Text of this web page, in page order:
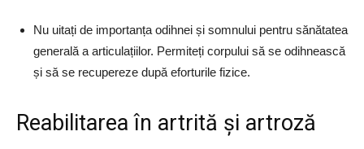
Nu uitați de importanța odihnei și somnului pentru sănătatea
generală a articulațiilor. Permiteți corpului să se odihnească
și să se recupereze după eforturile fizice.
Reabilitarea în artrită și artroză